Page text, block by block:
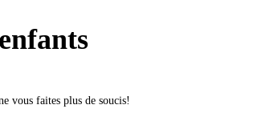
vous faites plus de soucis!